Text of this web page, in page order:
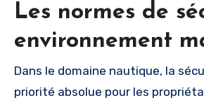
Les normes de
environnement
Dans le domaine nautique, la
priorité absolue pour les